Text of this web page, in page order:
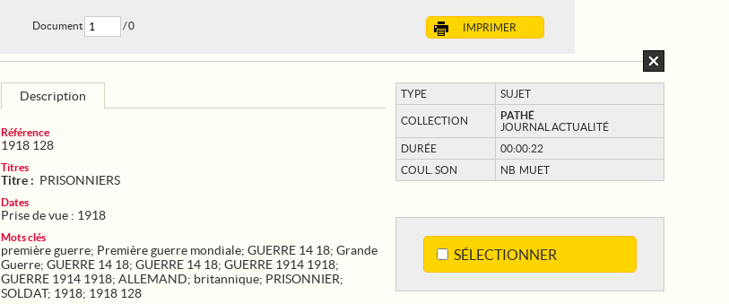
IMPRIMER
Document / 0
TYPE SUJET
COLLECTION
PATHÉ
JOURNAL ACTUALITÉ
DURÉE
00:00:22
COUL. SON
NB MUET
SÉLECTIONNER
Description
Référence
1918 128
Titres
Titre : PRISONNIERS
Dates
Prise de vue : 1918
Mots clés
première guerre; Première guerre mondiale; GUERRE 14 18; Grande
Guerre; GUERRE 14 18; GUERRE 14 18; GUERRE 1914 1918;
GUERRE 1914 1918; ALLEMAND; britannique; PRISONNIER;
SOLDAT; 1918; 1918 128